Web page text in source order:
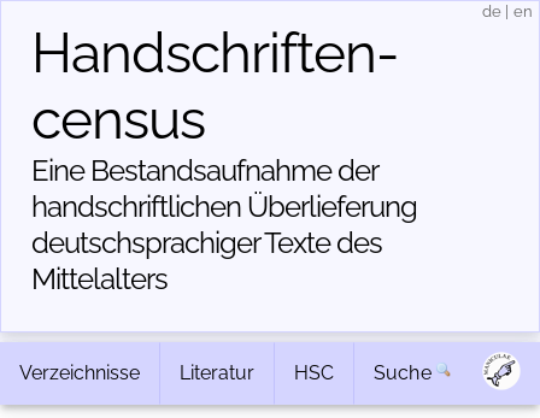
Handschriften­
census
Eine Bestandsaufnahme der
handschriftlichen Über­lieferung
deutschsprachiger Texte des
Mittelalters
de en
Verzeichnisse Literatur HSC Suche